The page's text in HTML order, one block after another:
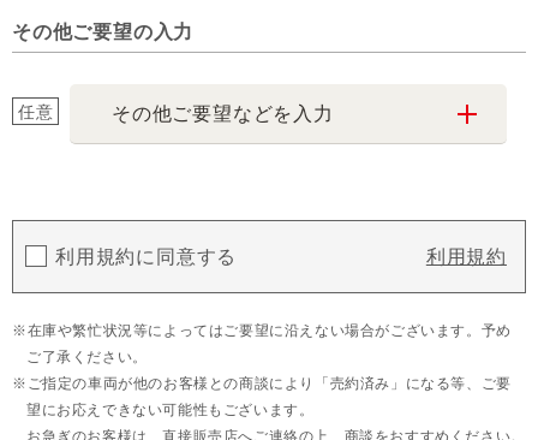
その他ご要望の入力
任意 その他ご要望などを入力
利用規約に同意する 利用規約
在庫や繁忙状況等によってはご要望に沿えない場合がございます。予め
ご了承ください。
ご指定の車両が他のお客様との商談により「売約済み」になる等、ご要
望にお応えできない可能性もございます。
お急ぎのお客様は、直接販売店へご連絡の上、商談をおすすめください。